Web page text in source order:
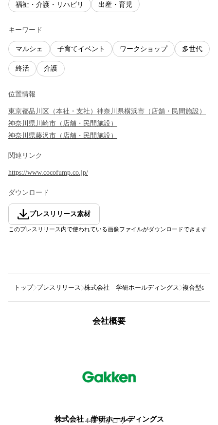
福祉・介護・リハビリ 出産・育児
キーワード
マルシェ 子育てイベント ワークショップ 多世代
終活 介護
位置情報
東京都品川区 （本社・支社 ） 神奈川県横浜市 （ 店舗・民間施設 ）
神奈川県 川崎市 （ 店舗・民間施設 ）
神奈川県藤沢市 （ 店舗・民間施設 ）
関連リンク
https://www.cocofump.co.jp/
ダウンロード
プレスリリース素材
このプレスリリース内で使われている画像ファイルがダウンロードできます
トップ プレスリリース 株式会社 学研ホールディングス 複合型の高
会社概要
株式会社 学研ホールディングス
445フォロワー